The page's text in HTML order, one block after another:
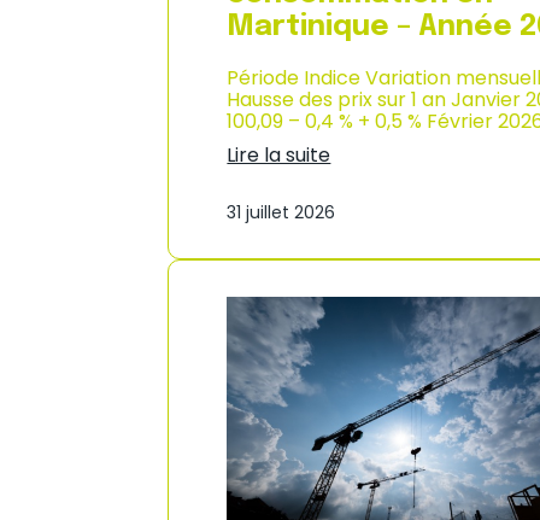
t
o
n
e
n
G
a
d
l
n
n
é
e
2
Martinique – Année
Période Indice Variation
Hausse des prix sur 1 an Janvier
100,09 – 0,4 % + 0,5 % Février
Lire la suite
n
i
e
s
r
i
x
à
l
31 juillet 2026